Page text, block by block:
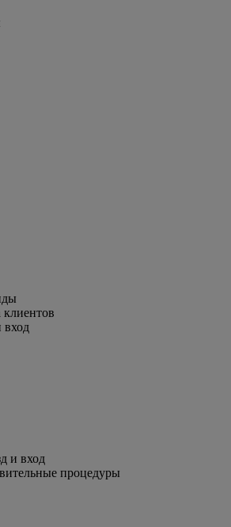
вход
и вход
процедуры